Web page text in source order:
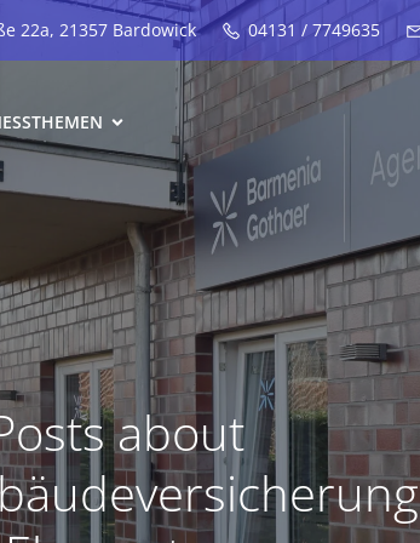
22a, 21357 Bardowick 04131 / 7749635
THEMEN
about